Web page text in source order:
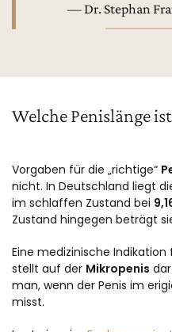
—Dr. Stephan
Welche Penislänge
Vorgaben für die „richtige“
nicht. In Deutschland liegt
im schlaffen Zustand bei
Zustand hingegen beträgt
Eine medizinische
stellt auf der Mikropenis
man, wenn der Penis im
misst.